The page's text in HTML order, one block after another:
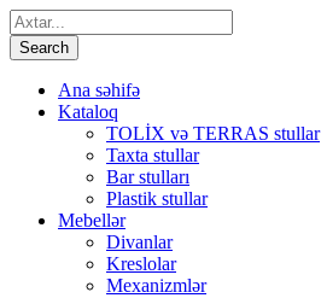
Ana səhifə
Kataloq
TOLİX və TERRAS stullar
Taxta stullar
Bar stulları
Plastik stullar
Mebellər
Divanlar
Kreslolar
Mexanizmlər